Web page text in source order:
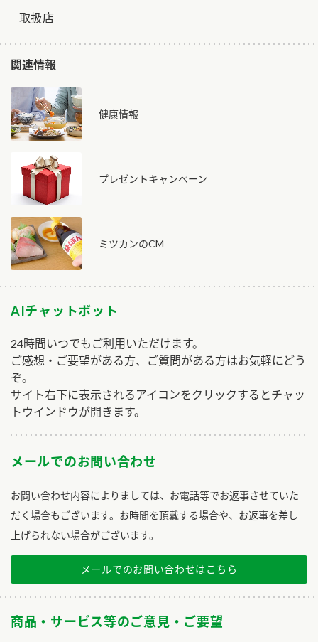
取扱店
関連情報
健康情報
プレゼントキャンペーン
ミツカンのCM
AIチャットボット
24時間いつでもご利用いただけます。
ご感想・ご要望がある方、ご質問がある方はお気軽にどう
ぞ。
サイト右下に表示されるアイコンをクリックするとチャッ
トウインドウが開きます。
メールでのお問い合わせ
お問い合わせ内容によりましては、お電話等でお返事させていた
だく場合もございます。お時間を頂戴する場合や、お返事を差し
上げられない場合がございます。
メールでのお問い合わせはこちら
商品・サービス等のご意見・ご要望